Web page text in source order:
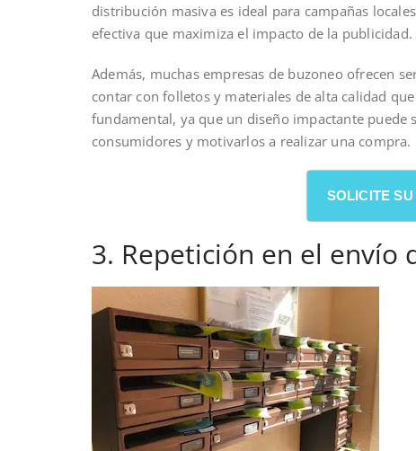
distribución masiva es ideal para campañas
efectiva que maximiza el impacto de la publicidad.
Además, muchas empresas de buzoneo ofrecen
contar con folletos y materiales de alta calidad
fundamental, ya que un diseño impactante puede
consumidores y motivarlos a realizar una compra.
SOLICITE
3. Repetición en el envío